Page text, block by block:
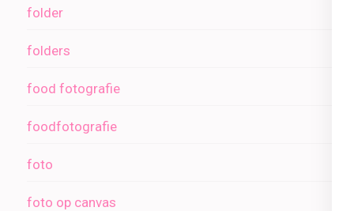
folder
folders
food fotografie
foodfotografie
foto
foto op canvas